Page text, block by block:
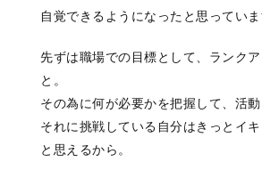
自覚できるようになったと思っていま
先ずは職場での目標として、ランク
と。
その為に何が必要かを把握して、活動
それに挑戦している自分はきっとイ
と思えるから。